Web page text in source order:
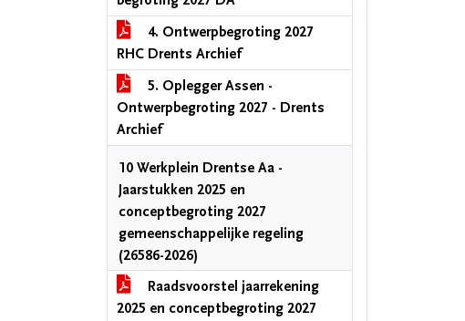
4. Ontwerpbegroting 2027
RHC Drents Archief
5. Oplegger Assen -
Ontwerpbegroting 2027 - Drents
Archief
10 Werkplein Drentse Aa -
Jaarstukken 2025 en
conceptbegroting 2027
gemeenschappelijke regeling
(26586-2026)
Raadsvoorstel jaarrekening
2025 en conceptbegroting 2027